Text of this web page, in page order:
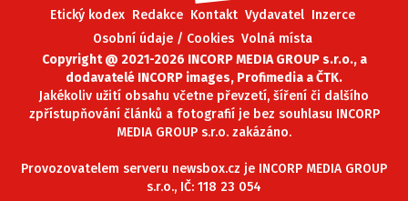
Etický kodex Redakce Kontakt Vydavatel Inzerce
Osobní údaje / Cookies Volná místa
Copyright @ 2021-2026 INCORP MEDIA GROUP s.r.o., a
dodavatelé INCORP images, Profimedia a ČTK.
Jakékoliv užití obsahu včetne převzetí, šíření či dalšího
zpřístupňování článků a fotografií je bez souhlasu INCORP
MEDIA GROUP s.r.o. zakázáno.
Provozovatelem serveru newsbox.cz je INCORP MEDIA GROUP
s.r.o., IČ: 118 23 054